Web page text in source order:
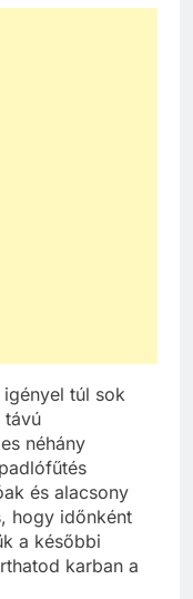
túl sok
távú
néhány
és alacsony
hogy időnként
a későbbi
karban a